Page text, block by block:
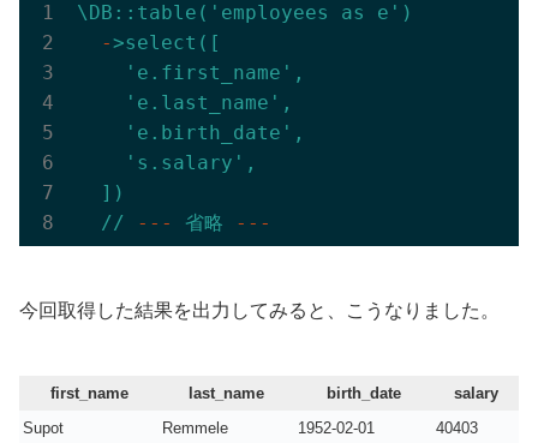
\DB::table('employees as
e')
  -
>select([
'e.first_name' ,
'e.last_name' ,
'e.birth_date' ,
's.salary' ,
])
//
--- 省略 ---
今回取得した結果を出力してみると、こうなりました。
first_name last_name birth_date
salary
Supot
Remmele 1952-02-01 40403